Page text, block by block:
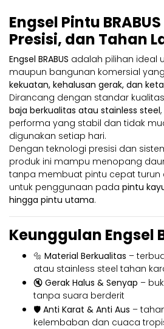
Engsel Pintu
Presisi, dan Tahan
Engsel BRABUS adalah pilihan ideal
maupun bangunan komersial
kekuatan, kehalusan gerak, dan
Dirancang dengan standar
baja berkualitas atau stainless steel
performa yang stabil dan tidak
digunakan setiap hari.
Dengan teknologi presisi dan
produk ini mampu menopang
tanpa membuat pintu cepat turun
untuk penggunaan pada pintu
hingga pintu utama.
Keunggulan Engsel
🔩 Material Berkualitas –
atau stainless steel tahan
🔇 Gerak Halus & Senyap –
tanpa suara berderit
🛡️ Anti Karat & Anti Aus –
kelembaban dan cuaca